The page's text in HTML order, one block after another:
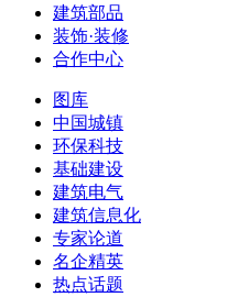
建筑部品
装饰·装修
合作中心
图库
中国城镇
环保科技
基础建设
建筑电气
建筑信息化
专家论道
名企精英
热点话题